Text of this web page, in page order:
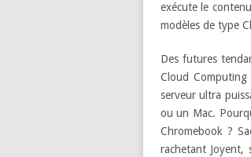
exécute le
modèles de type
Des futures
Cloud Computing
serveur ultra
ou un Mac.
Chromebook ?
rachetant Joyent,